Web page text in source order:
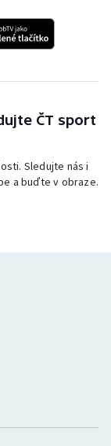
ČT sport
Sledujte nás i
a buďte v obraze.